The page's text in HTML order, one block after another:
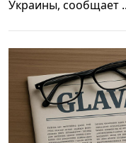
Украины, сообщает